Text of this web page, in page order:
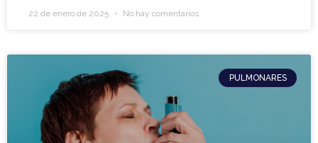
22 de enero de 2025 No hay comentarios
PULMONARES